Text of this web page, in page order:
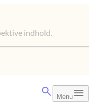
indhold.
Menu